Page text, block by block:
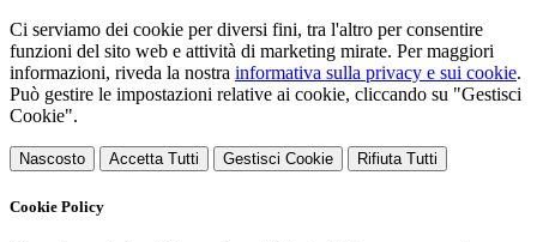
Ci serviamo dei cookie per diversi fini, tra l'altro per consentire
funzioni del sito web e attività di marketing mirate. Per maggiori
informazioni, riveda la nostra informativa sulla privacy e sui cookie.
Può gestire le impostazioni relative ai cookie, cliccando su "Gestisci
Cookie".
Nascosto Accetta Tutti Gestisci Cookie Rifiuta Tutti
Cookie Policy